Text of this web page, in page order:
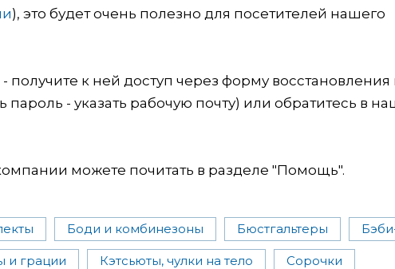
), это будет очень полезно для посетителей нашего
к ней доступ через форму восстановления
пароль - указать рабочую почту) или обратитесь в
можете почитать в разделе "Помощь".
Боди и комбинезоны Бюстгальтеры
и грации Кэтсьюты, чулки на тело Сорочки